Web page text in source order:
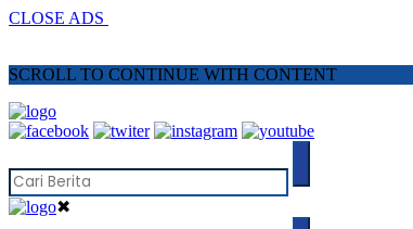
CLOSE ADS
SCROLL TO CONTINUE WITH CONTENT
✖